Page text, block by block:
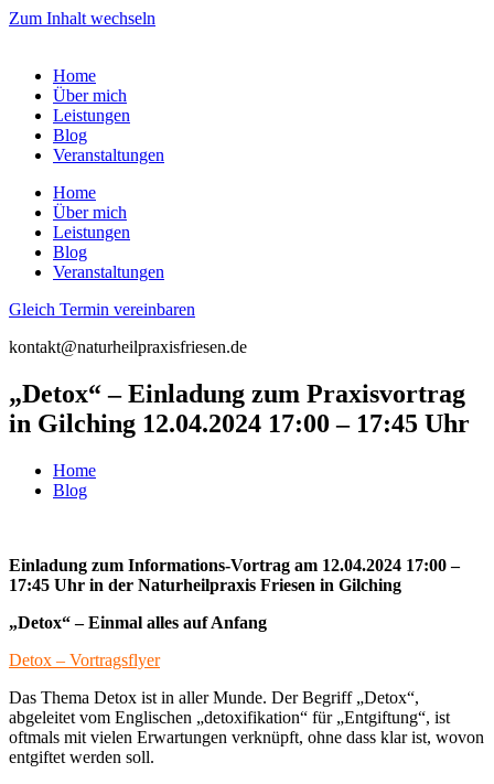
Zum Inhalt wechseln
Home
Über mich
Leistungen
Blog
Veranstaltungen
Home
Über mich
Leistungen
Blog
Veranstaltungen
Gleich Termin vereinbaren
kontakt@naturheilpraxisfriesen.de
„Detox“ – Einladung zum Praxisvortrag
in Gilching 12.04.2024 17:00 – 17:45 Uhr
Home
Blog
Einladung zum Informations-Vortrag am 12.04.2024 17:00 –
17:45 Uhr in der Naturheilpraxis Friesen in Gilching
„Detox“ – Einmal alles auf Anfang
Detox – Vortragsflyer
Das Thema Detox ist in aller Munde. Der Begriff „Detox“,
abgeleitet vom Englischen „detoxifikation“ für „Entgiftung“, ist
oftmals mit vielen Erwartungen verknüpft, ohne dass klar ist, wovon
entgiftet werden soll.